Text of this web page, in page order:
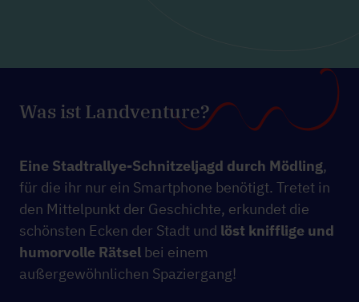
Was ist Landventure?
Eine Stadtrallye-Schnitzeljagd durch Mödling,
für die ihr nur ein Smartphone benötigt. Tretet in
den Mittelpunkt der Geschichte, erkundet die
schönsten Ecken der Stadt und löst knifflige und
humorvolle Rätsel bei einem
außergewöhnlichen Spaziergang!